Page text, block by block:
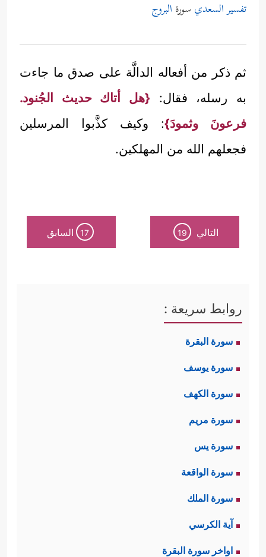
تفسير السعدي سورة البروج
ثم ذكر من أفعاله الدالَّة على صدق ما جاءت
به رسله، فقال: {هل أتاك حديث الجُنود.
فرعونَ وثمودَ}: وكيف كذَّبوا المرسلين
فجعلهم الله من المهلكين.
التالي 19
17 السابق
روابط سريعة :
سورة البقرة
سورة يوسف
سورة الكهف
سورة مريم
سورة يس
سورة الواقعة
سورة الملك
آية الكرسي
اواخر سورة البقرة